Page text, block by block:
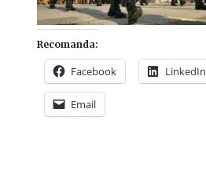
Recomanda:
Facebook LinkedIn
Email